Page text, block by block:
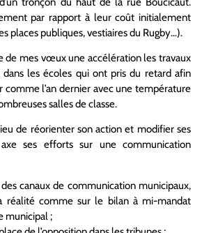
par rapport à leur coût initialement
places publiques, vestiaires du Rugby…).
de mes vœux une accélération les travaux
dans les écoles qui ont pris du retard afin
comme l’an dernier avec une température
salles de classe.
de réorienter son action et modifier ses
ses efforts sur une communication
canaux de communication municipaux,
réalité comme sur le bilan à mi-mandat
municipal ;